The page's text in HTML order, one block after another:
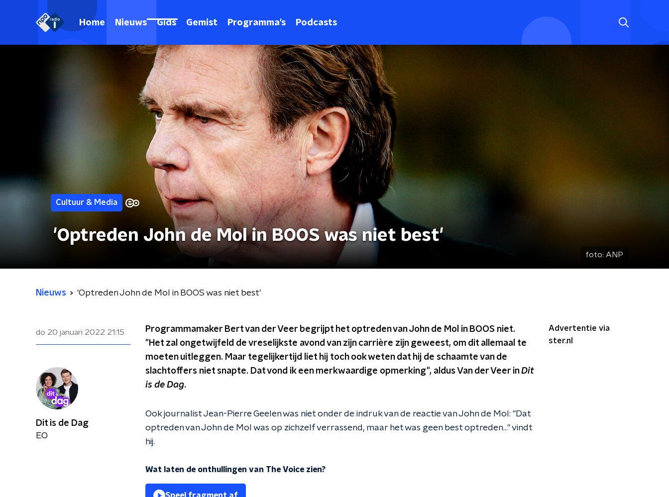
Home Nieuws Gids Gemist Programma's Podcasts
Cultuur & Media
'Optreden John de Mol in BOOS was niet best'
foto: ANP
Nieuws 'Optreden John de Mol in BOOS was niet best'
do 20 januari 2022 21:15
Programmamaker Bert van der Veer begrijpt het optreden van John de Mol in BOOS niet.
"Het zal ongetwijfeld de vreselijkste avond van zijn carrière zijn geweest, om dit allemaal te
moeten uitleggen. Maar tegelijkertijd liet hij toch ook weten dat hij de schaamte van de
slachtoffers niet snapte. Dat vond ik een merkwaardige opmerking", aldus Van der Veer inDit
is de Dag.
Ook journalist Jean-Pierre Geelen was niet onder de indruk van de reactie van John de Mol: "Dat
optreden van John de Mol was op zichzelf verrassend, maar het was geen best optreden..." vindt
hij.
Wat laten de onthullingen van The Voice zien?
Advertentie via
ster.nl
Dit is de Dag
EO